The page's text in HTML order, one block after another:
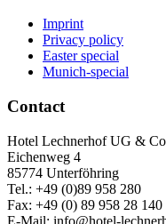
Imprint
Privacy policy
Easter special
Munich-special
Contact
Hotel Lechnerhof UG &
Eichenweg 4
85774 Unterföhring
Tel.: +49 (0)89 958 280
Fax: +49 (0) 89 958 28 140
E-Mail: info@hotel-